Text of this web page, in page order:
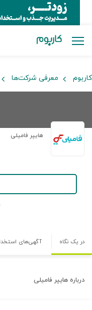
کاربوم معرفی شرکت‌ها
هایپر فامیلی
در یک نگاه آگهی‌های
درباره هایپر فامیلی